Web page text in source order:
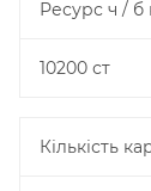
Ресурс ч /
10200 ст
Кількість